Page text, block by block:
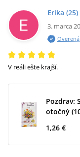
Pozdrav:
otočný
1,26 €
Erika (25)
3. marca
V reáli ešte krajší.